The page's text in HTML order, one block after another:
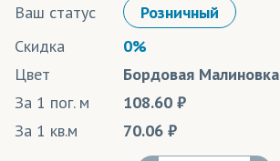
Ваш статус
Розничный
Скидка
0%
Цвет
Бордовая Малиновка
За 1 пог. м
108.60
За 1 кв.м
70.06